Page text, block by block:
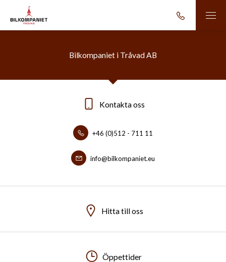
Bilkompaniet i Tråvad AB
Kontakta oss
+46 (0)512 - 711 11
info@bilkompaniet.eu
Hitta till oss
Öppettider